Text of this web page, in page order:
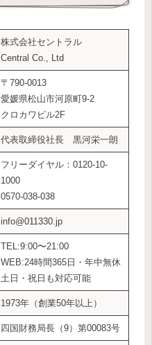
株式会社セントラル
Central Co., Ltd
〒790-0013
愛媛県松山市河原町9-2
クロカワビル2F
代表取締役社長 黒河栄一朗
フリーダイヤル：0120-10-
1000
0570-038-038
info@011330.jp
TEL:9:00〜21:00
WEB:24時間365日・年中無休
土日・祝日も対応可能
1973年（創業50年以上）
四国財務局長（9）第00083号